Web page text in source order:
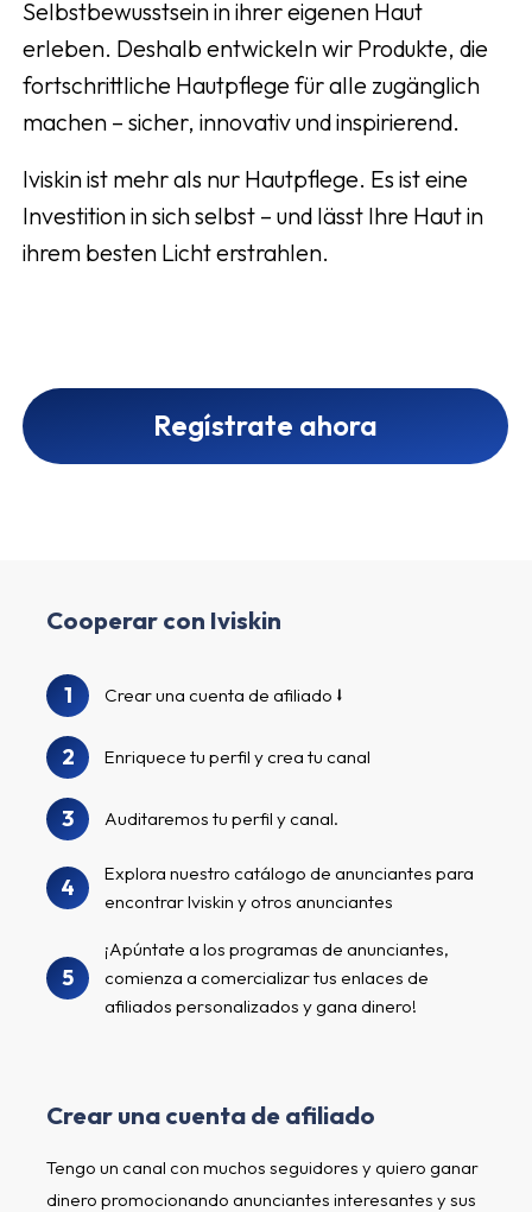
Selbstbewusstsein in ihrer eigenen Haut
erleben. Deshalb entwickeln wir Produkte, die
fortschrittliche Hautpflege für alle zugänglich
machen – sicher, innovativ und inspirierend.
Iviskin ist mehr als nur Hautpflege. Es ist eine
Investition in sich selbst – und lässt Ihre Haut in
ihrem besten Licht erstrahlen.
Regístrate ahora
Cooperar con Iviskin
1 Crear una cuenta de afiliado
2 Enriquece tu perfil y crea tu canal
3 Auditaremos tu perfil y canal.
4
Explora nuestro catálogo de anunciantes para
encontrar Iviskin y otros anunciantes
5
¡Apúntate a los programas de anunciantes,
comienza a comercializar tus enlaces de
afiliados personalizados y gana dinero!
Crear una cuenta de afiliado
Tengo un canal con muchos seguidores y quiero ganar
dinero promocionando anunciantes interesantes y sus